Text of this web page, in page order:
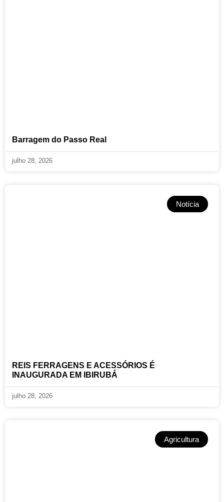
Barragem do Passo Real
julho 28, 2026
Notícia
REIS FERRAGENS E ACESSÓRIOS É
INAUGURADA EM IBIRUBÁ
julho 28, 2026
Agricultura